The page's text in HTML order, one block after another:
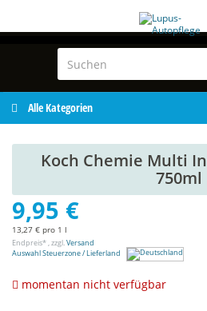
Alle Kategorien
Koch Chemie Multi
750ml
9,95 €
13,27 € pro 1 l
Endpreis* , zzgl.Versand
Auswahl Steuerzone / Lieferland
momentan nicht verfügbar